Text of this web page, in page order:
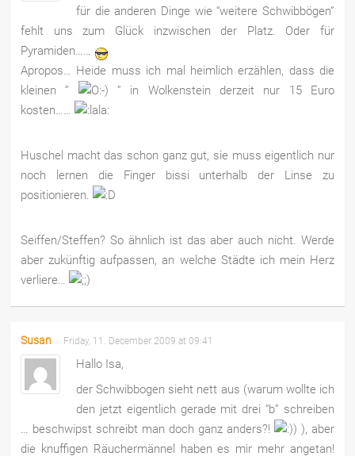
für die anderen Dinge wie “weitere Schwibbögen”
fehlt uns zum Glück inzwischen der Platz. Oder für
Pyramiden……
Apropos… Heide muss ich mal heimlich erzählen, dass die
kleinen ”
” in Wolkenstein derzeit nur 15 Euro
kosten……
Huschel macht das schon ganz gut, sie muss eigentlich nur
noch lernen die Finger bissi unterhalb der Linse zu
positionieren.
Seiffen/Steffen? So ähnlich ist das aber auch nicht. Werde
aber zukünftig aufpassen, an welche Städte ich mein Herz
verliere…
Susan Friday, 11. December 2009 at 09:41
Hallo Isa,
der Schwibbogen sieht nett aus (warum wollte ich
den jetzt eigentlich gerade mit drei “b” schreiben
… beschwipst schreibt man doch ganz anders?!
), aber
die knuffigen Räuchermännel haben es mir mehr angetan!